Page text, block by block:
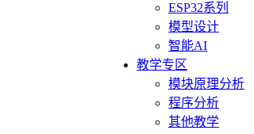
ESP32系列
模型设计
智能AI
教学专区
模块原理分析
程序分析
其他教学